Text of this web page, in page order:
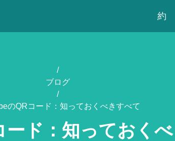
約
/
ブログ
/
のQRコード：知っておくべきすべて
ド：知っておく